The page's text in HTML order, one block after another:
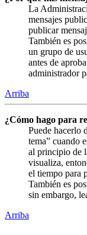
La
mensajes
publicar
También es
un grupo de
antes de
administrador
Arriba
¿Cómo hago para
Puede hacerlo
tema” cuando
al principio de
visualiza,
el tiempo para
También es
sin embargo,
Arriba